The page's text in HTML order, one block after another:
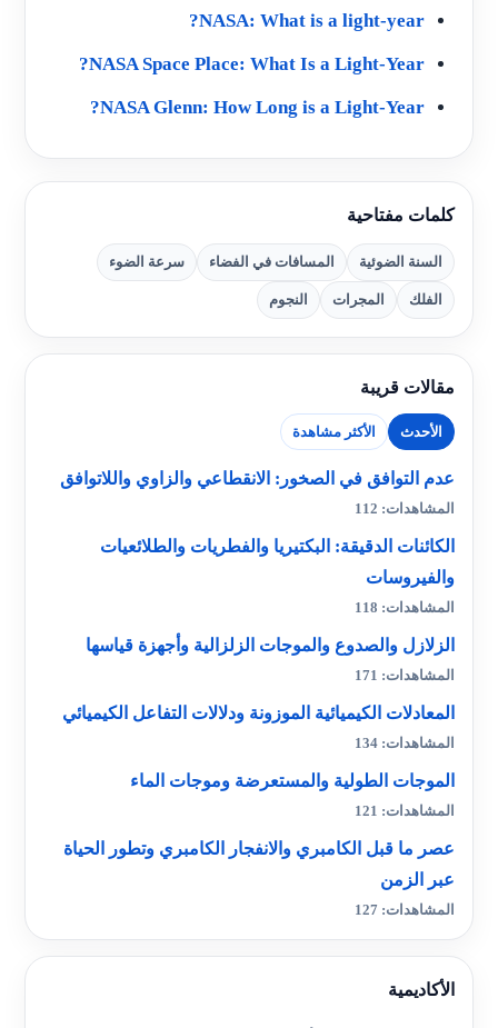
NASA: What is a light-year?
NASA Space Place: What Is a Light-Year?
NASA Glenn: How Long is a Light-Year?
كلمات مفتاحية
السنة الضوئية المسافات في الفضاء سرعة الضوء
الفلك المجرات النجوم
مقالات قريبة
الأحدث الأكثر مشاهدة
عدم التوافق في الصخور: الانقطاعي والزاوي واللاتوافق
المشاهدات: 112
الكائنات الدقيقة: البكتيريا والفطريات والطلائعيات
والفيروسات
المشاهدات: 118
الزلازل والصدوع والموجات الزلزالية وأجهزة قياسها
المشاهدات: 171
المعادلات الكيميائية الموزونة ودلالات التفاعل الكيميائي
المشاهدات: 134
الموجات الطولية والمستعرضة وموجات الماء
المشاهدات: 121
عصر ما قبل الكامبري والانفجار الكامبري وتطور الحياة
عبر الزمن
المشاهدات: 127
الأكاديمية